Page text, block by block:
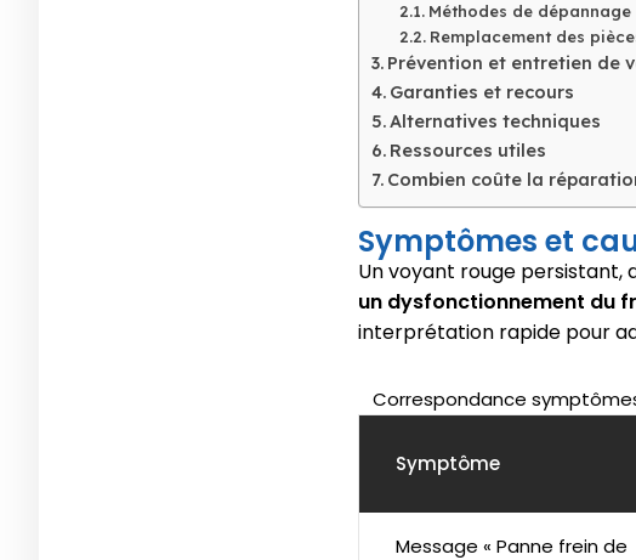
Méthodes de dépannage
Remplacement des
Prévention et entretien de
Garanties et recours
Alternatives techniques
Ressources utiles
Combien coûte la
Symptômes et
Un voyant rouge persistant,
un dysfonctionnement du
interprétation rapide pour
Correspondance
Symptôme
Message « Panne frein de